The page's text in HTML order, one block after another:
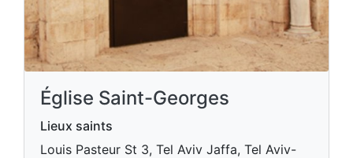
Église Saint-Georges
Lieux saints
Louis Pasteur St 3, Tel Aviv Jaffa, Tel Aviv-